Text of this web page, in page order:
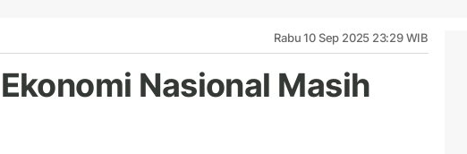
Rabu 10 Sep 2025 23:29 WIB
Nasional Masih